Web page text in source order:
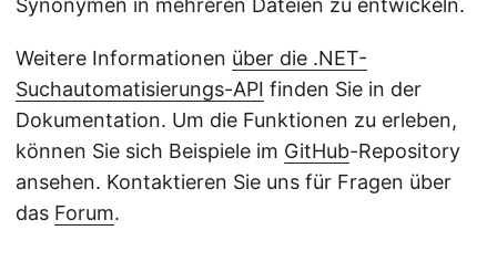
Synonymen in mehreren Dateien zu entwickeln.
Weitere Informationen über die .NET-
Suchautomatisierungs-API finden Sie in der
Dokumentation. Um die Funktionen zu erleben,
können Sie sich Beispiele im GitHub-Repository
ansehen. Kontaktieren Sie uns für Fragen über
das Forum.